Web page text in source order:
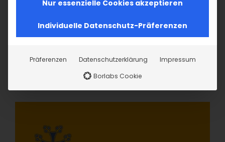
Nur essenzielle Cookies akzeptieren
Individuelle Datenschutz-Präferenzen
Präferenzen Datenschutzerklärung
Impressum
Borlabs Cookie